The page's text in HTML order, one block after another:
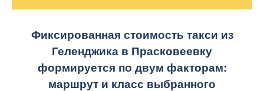
Фиксированная стоимость такси из
Геленджика в Прасковеевку
формируется по двум факторам:
маршрут и класс выбранного